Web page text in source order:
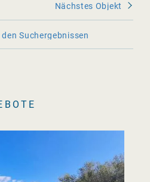
Nächstes Objekt
Suchergebnissen